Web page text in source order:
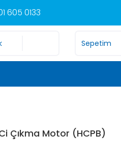
605 0133
Sepetim
Çıkma Motor (HCPB)